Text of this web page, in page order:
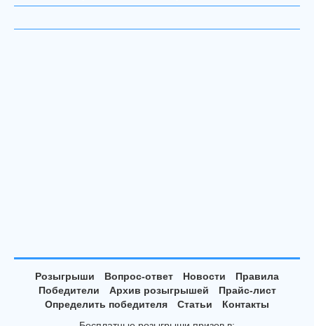
Розыгрыши Вопрос-ответ Новости
Правила
Победители
Архив розыгрышей
Прайс-лист
Определить победителя
Статьи
Контакты